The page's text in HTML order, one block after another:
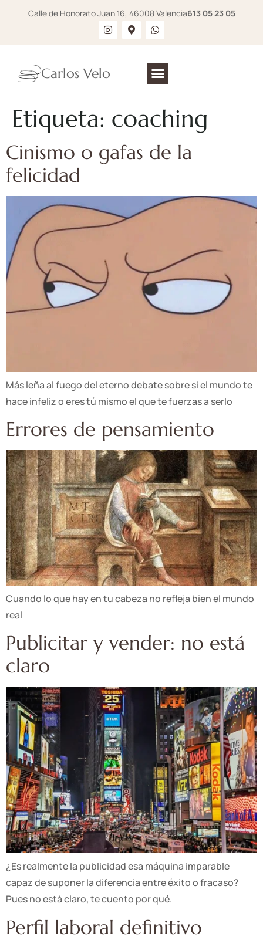
Calle de Honorato Juan 16, 46008 Valencia613 05 23 05
Carlos Velo
Etiqueta: coaching
Cinismo o gafas de la
felicidad
Más leña al fuego del eterno debate sobre si el mundo te
hace infeliz o eres tú mismo el que te fuerzas a serlo
Errores de pensamiento
Cuando lo que hay en tu cabeza no refleja bien el mundo
real
Publicitar y vender: no está
claro
¿Es realmente la publicidad esa máquina imparable
capaz de suponer la diferencia entre éxito o fracaso?
Pues no está claro, te cuento por qué.
Perfil laboral definitivo